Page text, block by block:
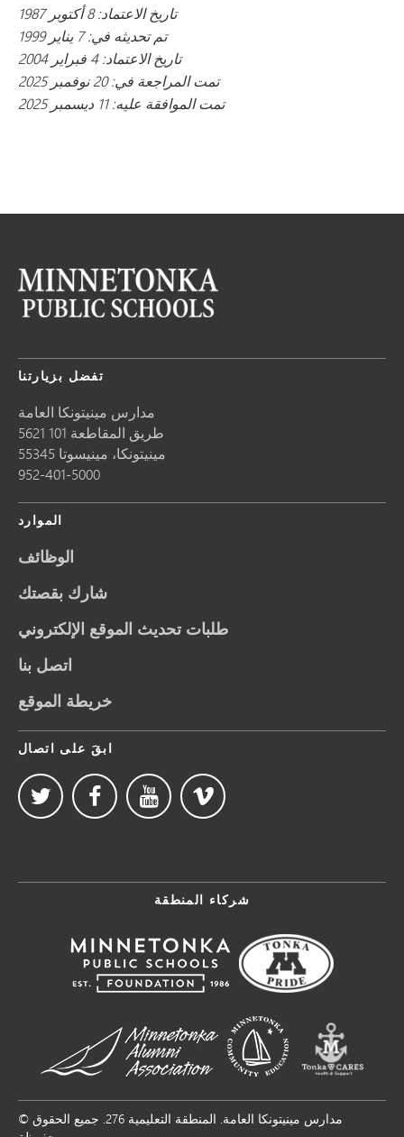
تاريخ الاعتماد: 8 أكتوبر 1987
تم تحديثه في: 7 يناير 1999
تاريخ الاعتماد: 4 فبراير 2004
تمت المراجعة في: 20 نوفمبر 2025
تمت الموافقة عليه: 11 ديسمبر 2025
تفضل بزيارتنا
مدارس مينيتونكا العامة
5621 طريق المقاطعة 101
مينيتونكا، مينيسوتا 55345
952-401-5000
الموارد
الوظائف
شارك بقصتك
طلبات تحديث الموقع الإلكتروني
اتصل بنا
خريطة الموقع
ابقَ على اتصال
شركاء المنطقة
© مدارس مينيتونكا العامة. المنطقة التعليمية 276. جميع الحقوق